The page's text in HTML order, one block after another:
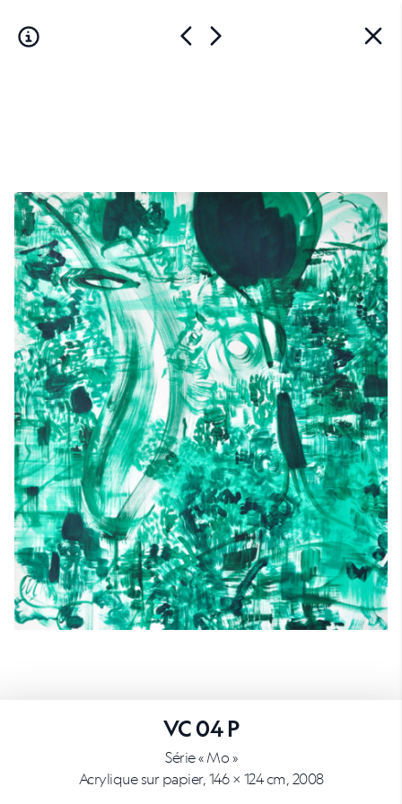
VC 04 P
Série « Mo »
Acrylique sur papier, 146 × 124 cm, 2008